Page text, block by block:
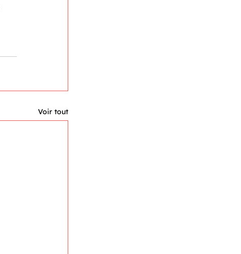
Voir tout